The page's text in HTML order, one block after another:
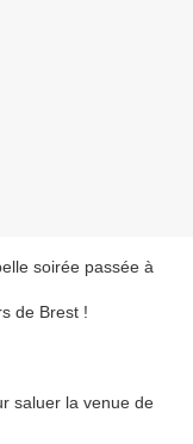
soirée passée à
de Brest !
saluer la venue de